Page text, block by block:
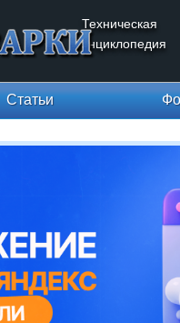
Техническая
энциклопедия
Статьи